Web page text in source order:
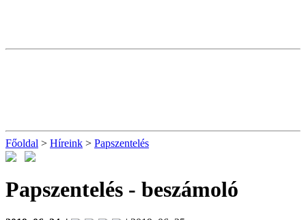
Főoldal > Híreink > Papszentelés
Papszentelés - beszámoló